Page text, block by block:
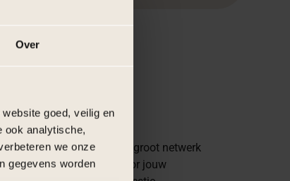
Over
goed, veilig en
ook analytische,
we onze
gegevens worden
17 jaar ervaring en een groot netwerk
zijn wij dé organisatie voor jouw